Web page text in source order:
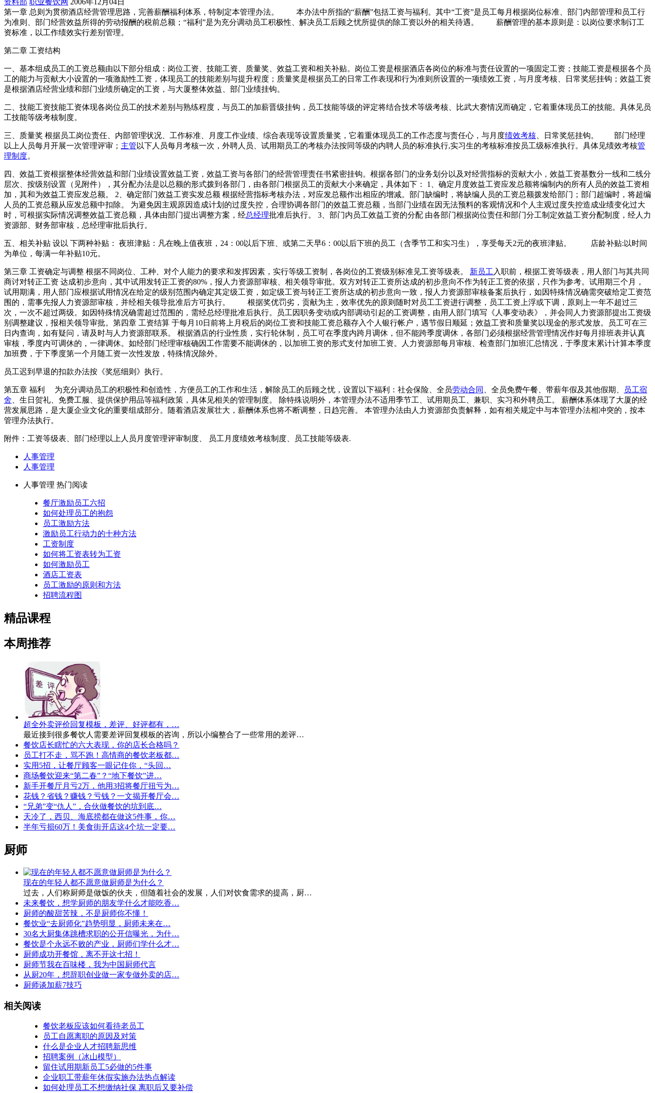
资料部 职业餐饮网 2006年12月04日
第一章 总则为贯彻酒店经营管理思路，完善薪酬福利体系，特制定本管理办法。 本办法中所指的“薪酬”包括工资与福利。其中“工资”是员工每月根据岗位标准、部门内部管理和员工行
为准则、部门经营效益所得的劳动报酬的税前总额；“福利”是为充分调动员工积极性、解决员工后顾之忧所提供的除工资以外的相关待遇。 薪酬管理的基本原则是：以岗位要求制订工
资标准，以工作绩效实行差别管理。
第二章 工资结构
一、基本组成员工的工资总额由以下部分组成：岗位工资、技能工资、质量奖、效益工资和相关补贴。岗位工资是根据酒店各岗位的标准与责任设置的一项固定工资；技能工资是根据各个员
工的能力与贡献大小设置的一项激励性工资，体现员工的技能差别与提升程度；质量奖是根据员工的日常工作表现和行为准则所设置的一项绩效工资，与月度考核、日常奖惩挂钩；效益工资
是根据酒店经营业绩和部门业绩所确定的工资，与大厦整体效益、部门业绩挂钩。
二、技能工资技能工资体现各岗位员工的技术差别与熟练程度，与员工的加薪晋级挂钩，员工技能等级的评定将结合技术等级考核、比武大赛情况而确定，它着重体现员工的技能。具体见员
工技能等级考核制度。
三、质量奖 根据员工岗位责任、内部管理状况、工作标准、月度工作业绩、综合表现等设置质量奖，它着重体现员工的工作态度与责任心，与月度绩效考核 、日常奖惩挂钩。 部门经理
以上人员每月开展一次管理评审； 主管 以下人员每月考核一次，外聘人员、试用期员工的考核办法按同等级的内聘人员的标准执行,实习生的考核标准按员工级标准执行。具体见绩效考核管
理制度。
四、效益工资根据整体经营效益和部门业绩设置效益工资，效益工资与各部门的经营管理责任书紧密挂钩。根据各部门的业务划分以及对经营指标的贡献大小，效益工资基数分一线和二线分
层次、按级别设置（见附件），其分配办法是以总额的形式拨到各部门，由各部门根据员工的贡献大小来确定，具体如下： 1、确定月度效益工资应发总额将编制内的所有人员的效益工资相
加，其和为效益工资应发总额。 2、确定部门效益工资实发总额 根据经营指标考核办法，对应发总额作出相应的增减。部门缺编时，将缺编人员的工资总额拨发给部门；部门超编时，将超编
人员的工资总额从应发总额中扣除。 为避免因主观原因造成计划的过度失控，合理协调各部门的效益工资总额，当部门业绩在因无法预料的客观情况和个人主观过度失控造成业绩变化过大
时，可根据实际情况调整效益工资总额，具体由部门提出调整方案，经总经理批准后执行。 3、部门内员工效益工资的分配 由各部门根据岗位责任和部门分工制定效益工资分配制度，经人力
资源部、财务部审核，总经理审批后执行。
五、相关补贴 设以 下两种补贴： 夜班津贴：凡在晚上值夜班，24：00以后下班、或第二天早6：00以后下班的员工（含季节工和实习生），享受每天2元的夜班津贴。 店龄补贴:以时间
为单位，每满一年补贴10元。
第三章 工资确定与调整 根据不同岗位、工种、对个人能力的要求和发挥因素，实行等级工资制，各岗位的工资级别标准见工资等级表。 新员工 入职前，根据工资等级表，用人部门与其共同
商讨对转正工资 达成初步意向，其中试用发转正工资的80%，报人力资源部审核、相关领导审批。双方对转正工资所达成的初步意向不作为转正工资的依据，只作为参考。试用期三个月，
试用期满，用人部门应根据试用情况在给定的级别范围内确定其定级工资，如定级工资与转正工资所达成的初步意向一致，报人力资源部审核备案后执行，如因特殊情况确需突破给定工资范
围的，需事先报人力资源部审核，并经相关领导批准后方可执行。 根据奖优罚劣，贡献为主，效率优先的原则随时对员工工资进行调整，员工工资上浮或下调，原则上一年不超过三
次，一次不超过两级。如因特殊情况确需超过范围的，需经总经理批准后执行。员工因职务变动或内部调动引起的工资调整，由用人部门填写《人事变动表》，并会同人力资源部提出工资级
别调整建议，报相关领导审批。第四章 工资结算 于每月10日前将上月税后的岗位工资和技能工资总额存入个人银行帐户，遇节假日顺延；效益工资和质量奖以现金的形式发放。员工可在三
日内查询，如有疑问，请及时与人力资源部联系。 根据酒店的行业性质，实行轮休制，员工可在季度内跨月调休，但不能跨季度调休，各部门必须根据经营管理情况作好每月排班表并认真
审核，季度内可调休的，一律调休。如经部门经理审核确因工作需要不能调休的，以加班工资的形式支付加班工资。人力资源部每月审核、检查部门加班汇总情况，于季度末累计计算本季度
加班费，于下季度第一个月随工资一次性发放，特殊情况除外。
员工迟到早退的扣款办法按《奖惩细则》执行。
第五章 福利 为充分调动员工的积极性和创造性，方便员工的工作和生活，解除员工的后顾之忧，设置以下福利：社会保险、全员劳动合同 、全员免费午餐、带薪年假及其他假期、
员工宿
舍 、生日贺礼、免费工服、提供保护用品等福利政策，具体见相关的管理制度。 除特殊说明外，本管理办法不适用季节工、试用期员工、兼职、实习和外聘员工。 薪酬体系体现了大厦的经
营发展思路，是大厦企业文化的重要组成部分。随着酒店发展壮大，薪酬体系也将不断调整，日趋完善。 本管理办法由人力资源部负责解释，如有相关规定中与本管理办法相冲突的，按本
管理办法执行。
附件：工资等级表、部门经理以上人员月度管理评审制度、 员工月度绩效考核制度、员工技能等级表.
人事管理
人事管理
人事管理 热门阅读
餐厅激励员工六招
如何处理员工的抱怨
员工激励方法
激励员工行动力的十种方法
工资制度
如何将工资表转为工资
如何激励员工
酒店工资表
员工激励的原则和方法
招聘流程图
精品课程
本周推荐
超全外卖评价回复模板，差评、好评都有，…
最近接到很多餐饮人需要差评回复模板的咨询，所以小编整合了一些常用的差评…
餐饮店长瞎忙的六大表现，你的店长合格吗？
员工打不走，骂不跑！高情商的餐饮老板都…
实用5招，让餐厅顾客一眼记住你，“头回…
商场餐饮迎来“第二春”？“地下餐饮”进…
新手开餐厅月亏2万，他用3招将餐厅扭亏为…
花钱？省钱？赚钱？亏钱？一文揭开餐厅会…
“兄弟”变“仇人”，合伙做餐饮的坑到底…
天冷了，西贝、海底捞都在做这5件事，你…
半年亏损60万！美食街开店这4个坑一定要…
厨师
现在的年轻人都不愿意做厨师是为什么？
过去，人们称厨师是做饭的伙夫，但随着社会的发展，人们对饮食需求的提高，厨…
未来餐饮，想学厨师的朋友学什么才能吃香…
厨师的酸甜苦辣，不是厨师你不懂！
餐饮业“去厨师化”趋势明显，厨师未来在…
30名大厨集体跳槽求职的公开信曝光，为什…
餐饮是个永远不败的产业，厨师们学什么才…
厨师成功开餐馆，离不开这七招！
厨师节我在百味楼，我为中国厨师代言
从厨20年，想辞职创业做一家专做外卖的店…
厨师谈加薪7技巧
相关阅读
餐饮老板应该如何看待老员工
员工自愿离职的原因及对策
什么是企业人才招聘新思维
招聘案例（冰山模型）
留住试用期新员工5必做的5件事
企业职工带薪年休假实施办法热点解读
如何处理员工不想缴纳社保 离职后又要补偿